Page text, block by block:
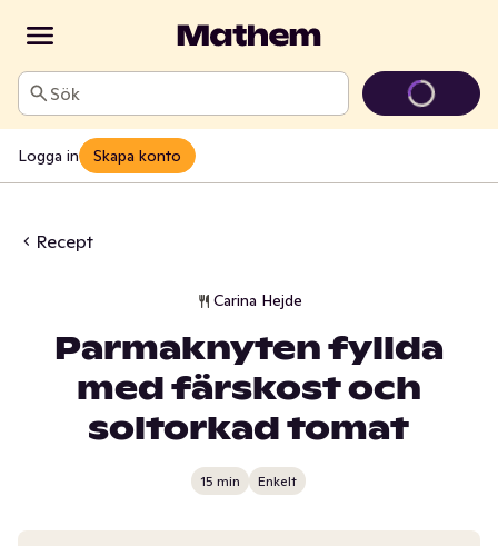
Sök
Logga in Skapa konto
Recept
Carina Hejde
Parmaknyten fyllda
med färskost och
soltorkad tomat
15 min Enkelt